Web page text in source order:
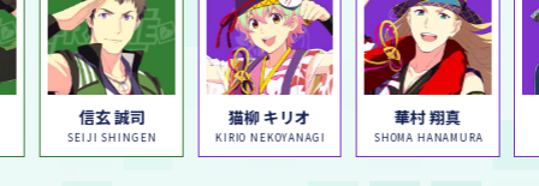
信玄 誠司
SEIJI SHINGEN
猫柳 キリオ
KIRIO NEKOYANAGI
華村 翔真
SHOMA HANAMURA